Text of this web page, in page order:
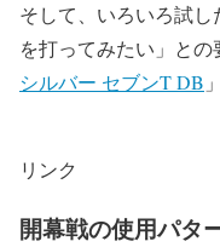
そして、いろいろ試
を打ってみたい」と
シルバー セブンT DB
リンク
開幕戦の使用パタ